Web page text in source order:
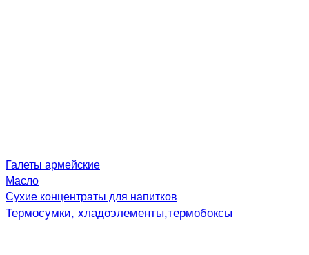
Галеты армейские
Масло
Сухие концентраты для напитков
Термосумки, хладоэлементы,термобоксы